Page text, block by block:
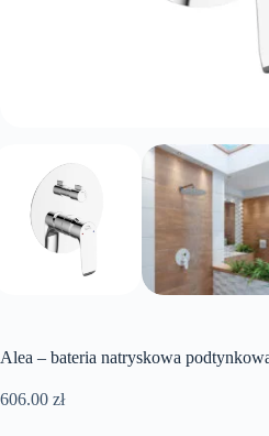
Alea – bateria natryskowa
606.00 zł